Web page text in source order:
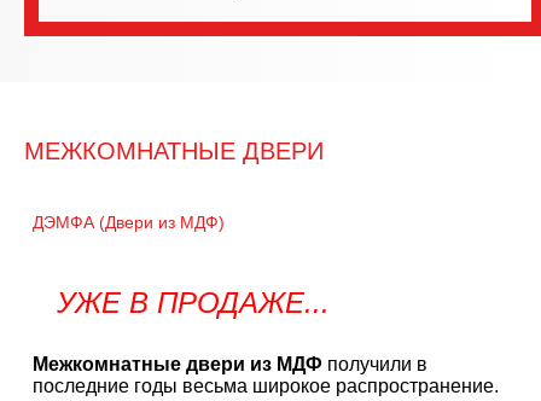
МЕЖКОМНАТНЫЕ ДВЕРИ
ДЭМФА (Двери из МДФ)
УЖЕ В ПРОДАЖЕ...
Межкомнатные двери из МДФ получили в
последние годы весьма широкое распространение.